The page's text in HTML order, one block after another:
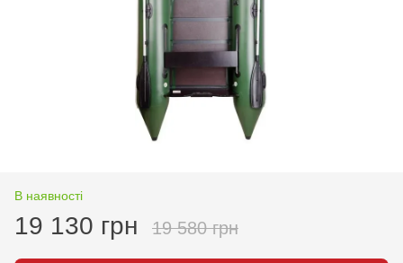
В наявності
19 130 грн 19 580 грн